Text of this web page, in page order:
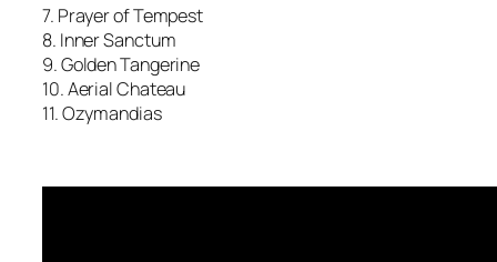
7. Prayer of Tempest
8. Inner Sanctum
9. Golden Tangerine
10. Aerial Chateau
11. Ozymandias